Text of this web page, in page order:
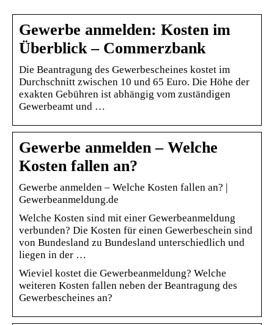
Gewerbe anmelden: Kosten im
Überblick – Commerzbank
Die Beantragung des Gewerbescheines kostet im
Durchschnitt zwischen 10 und 65 Euro. Die Höhe der
exakten Gebühren ist abhängig vom zuständigen
Gewerbeamt und …
Gewerbe anmelden – Welche
Kosten fallen an?
Gewerbe anmelden – Welche Kosten fallen an? |
Gewerbeanmeldung.de
Welche Kosten sind mit einer Gewerbeanmeldung
verbunden? Die Kosten für einen Gewerbeschein sind
von Bundesland zu Bundesland unterschiedlich und
liegen in der …
Wieviel kostet die Gewerbeanmeldung? Welche
weiteren Kosten fallen neben der Beantragung des
Gewerbescheines an?